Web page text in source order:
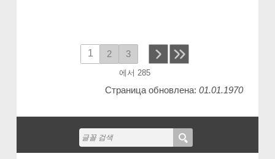
1 2 3 next
에서 285
Страница обновлена: 01.01.1970